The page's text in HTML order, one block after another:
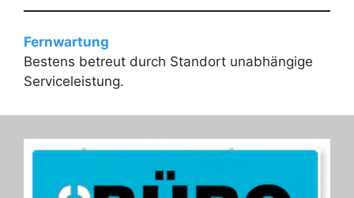
Fernwartung
Bestens betreut durch Standort unabhängige
Serviceleistung.